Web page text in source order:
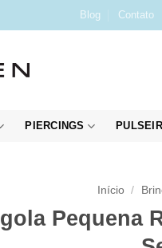
Blog Contato
PIERCINGS
Início /
Pequena